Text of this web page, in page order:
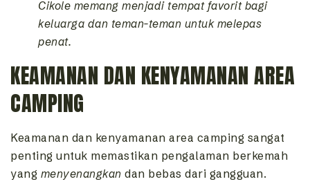
Cikole memang menjadi tempat favorit bagi
keluarga dan teman-teman untuk melepas
penat.
KEAMANAN DAN KENYAMANAN AREA
CAMPING
Keamanan dan kenyamanan area camping sangat
penting untuk memastikan pengalaman berkemah
yang menyenangkan dan bebas dari gangguan.